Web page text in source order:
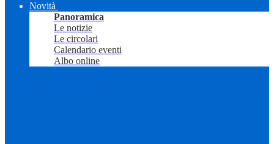
Novità
Panoramica
Le notizie
Le circolari
Calendario eventi
Albo online